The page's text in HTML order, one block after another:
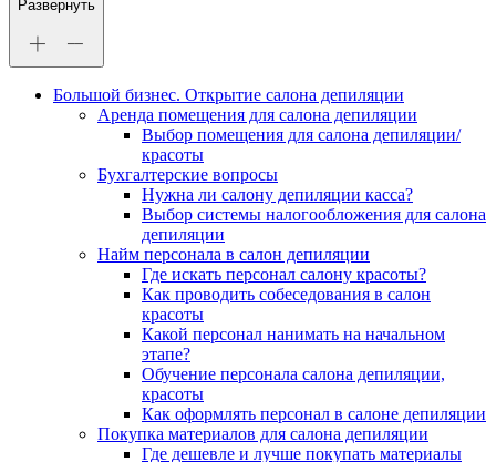
Развернуть
Большой бизнес. Открытие салона депиляции
Аренда помещения для салона депиляции
Выбор помещения для салона депиляции/
красоты
Бухгалтерские вопросы
Нужна ли салону депиляции касса?
Выбор системы налогообложения для салона
депиляции
Найм персонала в салон депиляции
Где искать персонал салону красоты?
Как проводить собеседования в салон
красоты
Какой персонал нанимать на начальном
этапе?
Обучение персонала салона депиляции,
красоты
Как оформлять персонал в салоне депиляции
Покупка материалов для салона депиляции
Где дешевле и лучше покупать материалы